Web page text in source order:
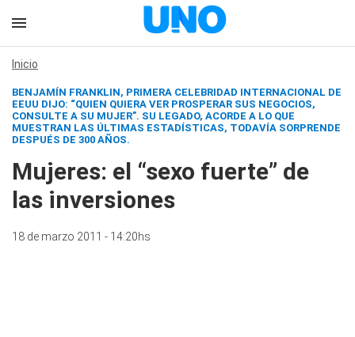
Inicio
BENJAMÍN FRANKLIN, PRIMERA CELEBRIDAD INTERNACIONAL DE
EEUU DIJO: “QUIEN QUIERA VER PROSPERAR SUS NEGOCIOS,
CONSULTE A SU MUJER”. SU LEGADO, ACORDE A LO QUE
MUESTRAN LAS ÚLTIMAS ESTADÍSTICAS, TODAVÍA SORPRENDE
DESPUÉS DE 300 AÑOS.
Mujeres: el “sexo fuerte” de
las inversiones
18 de marzo 2011 - 14:20hs